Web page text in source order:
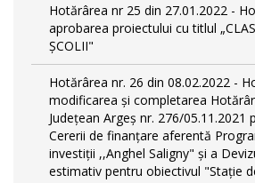
Hotărârea nr 25 din 27.01.2022 -
aprobarea proiectului cu titlul
ȘCOLII"
Hotărârea nr. 26 din 08.02.2022 -
modificarea și completarea
Județean Argeș nr. 276/05.11.2021
Cererii de finanțare aferentă
investiții ,,Anghel Saligny" și a
estimativ pentru obiectivul "Stație